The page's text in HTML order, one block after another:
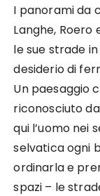
I panorami da
Langhe,
le sue strade
desiderio di
Un paesaggio
riconosciuto
qui l’uomo nei
selvatica ogni
ordinarla e
spazi – le